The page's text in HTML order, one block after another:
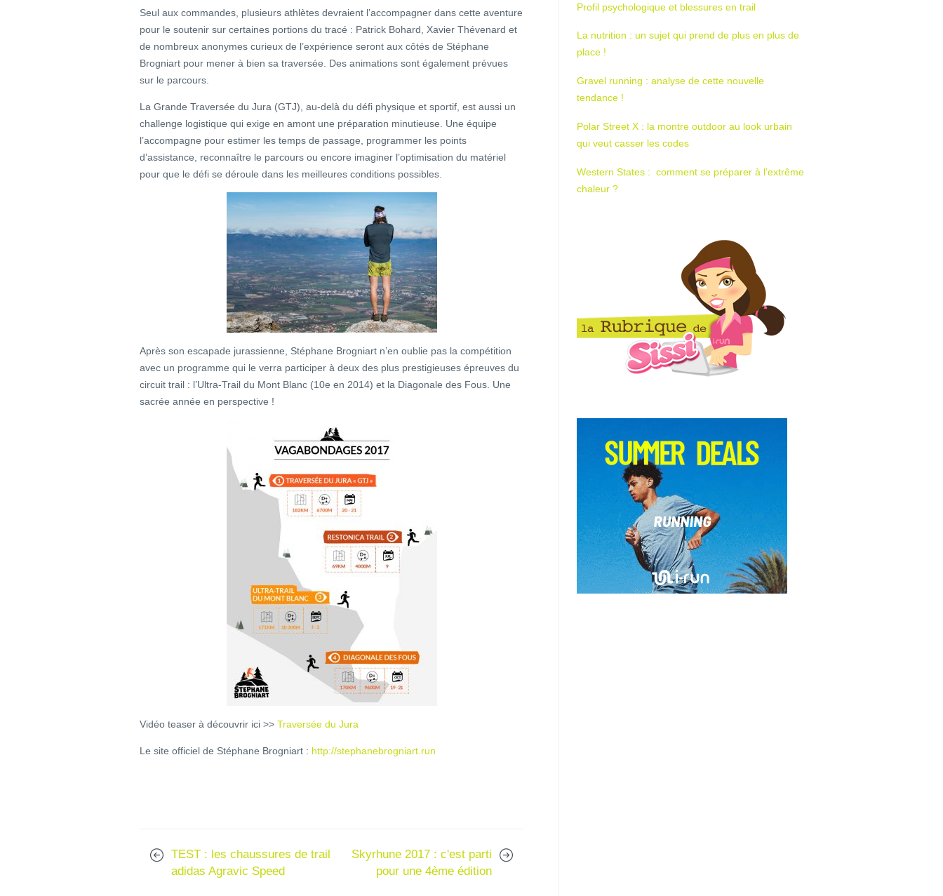
Seul aux commandes, plusieurs athlètes devraient l’accompagner dans cette aventure
pour le soutenir sur certaines portions du tracé : Patrick Bohard, Xavier Thévenard et
de nombreux anonymes curieux de l’expérience seront aux côtés de Stéphane
Brogniart pour mener à bien sa traversée. Des animations sont également prévues
sur le parcours.
La Grande Traversée du Jura (GTJ), au-delà du défi physique et sportif, est aussi un
challenge logistique qui exige en amont une préparation minutieuse. Une équipe
l’accompagne pour estimer les temps de passage, programmer les points
d’assistance, reconnaître le parcours ou encore imaginer l’optimisation du matériel
pour que le défi se déroule dans les meilleures conditions possibles.
Après son escapade jurassienne, Stéphane Brogniart n’en oublie pas la compétition
avec un programme qui le verra participer à deux des plus prestigieuses épreuves du
circuit trail : l’Ultra-Trail du Mont Blanc (10e en 2014) et la Diagonale des Fous. Une
sacrée année en perspective !
Vidéo teaser à découvrir ici >> Traversée du Jura
Le site officiel de Stéphane Brogniart : http://stephanebrogniart.run
TEST : les chaussures de trail
adidas Agravic Speed
Skyrhune 2017 : c'est parti
pour une 4ème édition
Profil psychologique et blessures en trail
La nutrition : un sujet qui prend de plus en plus de
place !
Gravel running : analyse de cette nouvelle
tendance !
Polar Street X : la montre outdoor au look urbain
qui veut casser les codes
Western States : comment se préparer à l’extrême
chaleur ?